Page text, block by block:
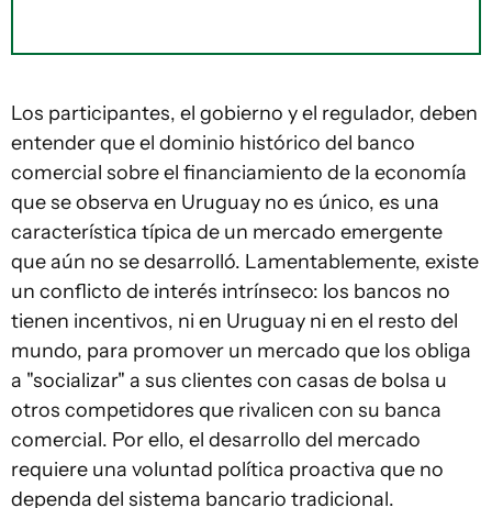
Los participantes, el gobierno y el regulador, deben
entender que el dominio histórico del banco
comercial sobre el financiamiento de la economía
que se observa en Uruguay no es único, es una
característica típica de un mercado emergente
que aún no se desarrolló. Lamentablemente, existe
un conflicto de interés intrínseco: los bancos no
tienen incentivos, ni en Uruguay ni en el resto del
mundo, para promover un mercado que los obliga
a "socializar" a sus clientes con casas de bolsa u
otros competidores que rivalicen con su banca
comercial. Por ello, el desarrollo del mercado
requiere una voluntad política proactiva que no
dependa del sistema bancario tradicional.